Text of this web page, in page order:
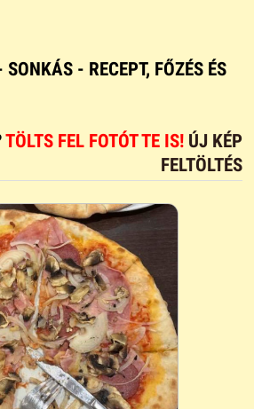
- RECEPT, FŐZÉS ÉS
TÖLTS FEL FOTÓT TE IS! ÚJ KÉP
FELTÖLTÉS